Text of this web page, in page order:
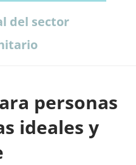
del sector
personas
ideales y